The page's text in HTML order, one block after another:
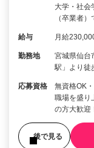
大学・社会
（卒業者
給与 月給
勤務地
宮城県仙台
駅」より徒
応募資格
無資格OK
職場を盛り
の方大歓迎
後で見る